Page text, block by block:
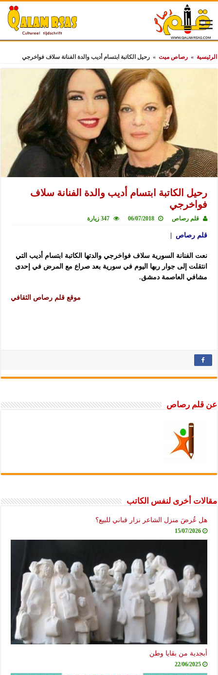
الرئيسية » رصاص ميت » رحيل الكاتبة ابتسام أديب والدة الفنانة سلاف فواخرجي
رحيل الكاتبة ابتسام أديب والدة الفنانة سلاف
فواخرجي
قلم رصاص 06/07/2018 347 زيارة
قلم رصاص |
نعت الفنانة السورية سلاف فواخرجي والدتها الكاتبة ابتسام أديب التي
انتقلت إلى جوار ربها اليوم في سورية بعد صراع مع المرض في إحدى
مشافي العاصمة دمشق.
موقع قلم رصاص الثقافي
عن قلم رصاص
مقالات أخرى لنفس الكاتب
هل عُرضَ منزل الشاعر نزار قباني للبيع؟
15/07/2026
أبجدية من بقايا وطن
22/06/2025